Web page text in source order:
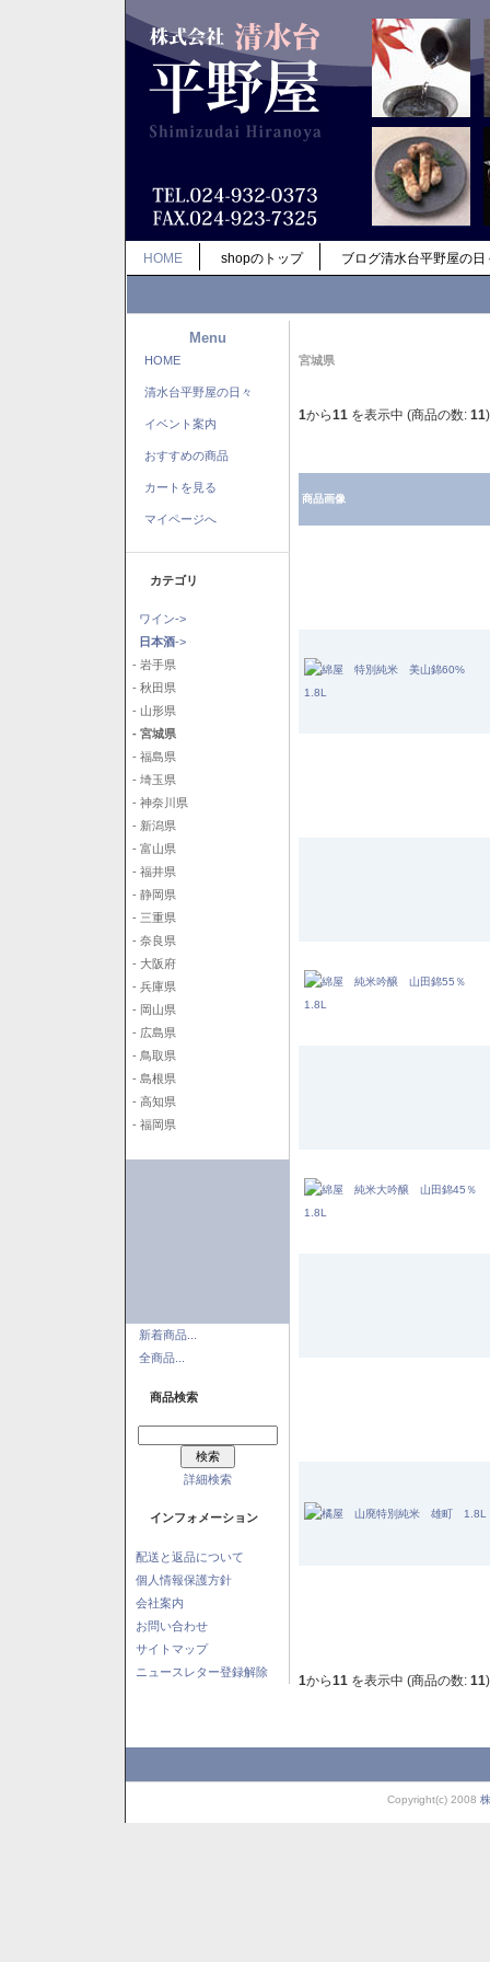
HOME shopのトップ ブログ清水台平野屋の日
Menu
HOME
清水台平野屋の日々
イベント案内
おすすめの商品
カートを見る
マイページへ
カテゴリ
ワイン->
日本酒->
- 岩手県
- 秋田県
- 山形県
- 宮城県
- 福島県
- 埼玉県
- 神奈川県
- 新潟県
- 富山県
- 福井県
- 静岡県
- 三重県
- 奈良県
- 大阪府
- 兵庫県
- 岡山県
- 広島県
- 鳥取県
- 島根県
- 高知県
- 福岡県
新着商品...
全商品...
商品検索
詳細検索
インフォメーション
配送と返品について
個人情報保護方針
会社案内
お問い合わせ
サイトマップ
ニュースレター登録解除
宮城県
1から11 を表示中 (商品の数: 11)
商品画像
1から11 を表示中 (商品の数: 11)
Copyright(c) 2008